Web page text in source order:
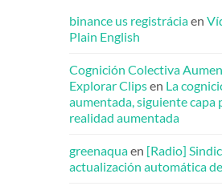
binance us registráciaen
Plain English
Cognición Colectiva
Explorar Clipsen La
aumentada, siguiente capa
realidad aumentada
greenaquaen [Radio]
actualización automática